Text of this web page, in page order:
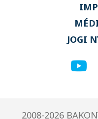
JOGI
2008-2026